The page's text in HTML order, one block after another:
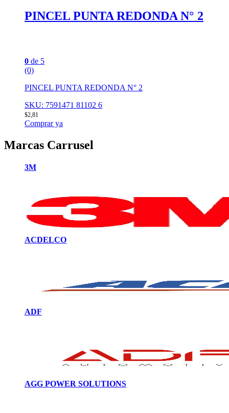
PINCEL PUNTA REDONDA N° 2
0 de 5
(0)
PINCEL PUNTA REDONDA N° 2
SKU: 7591471 81102 6
$2,81
Comprar ya
Marcas Carrusel
3M
ACDELCO
ADF
AGG POWER SOLUTIONS